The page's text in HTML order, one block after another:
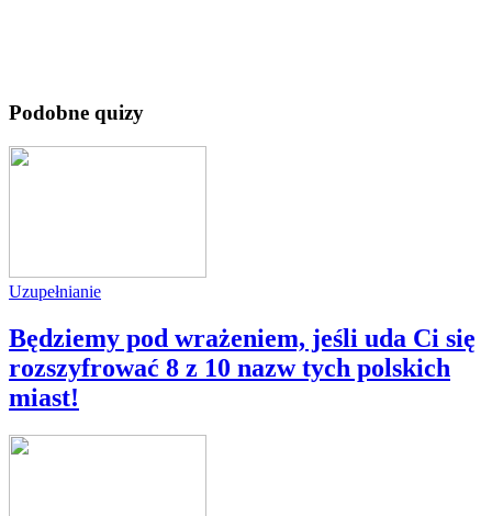
Podobne quizy
Uzupełnianie
Będziemy pod wrażeniem, jeśli uda Ci się
rozszyfrować 8 z 10 nazw tych polskich
miast!